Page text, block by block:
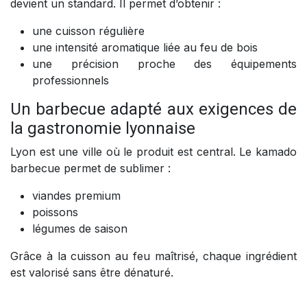
devient un standard. Il permet d’obtenir :
une cuisson régulière
une intensité aromatique liée au feu de bois
une précision proche des équipements
professionnels
Un barbecue adapté aux exigences de
la gastronomie lyonnaise
Lyon est une ville où le produit est central. Le kamado
barbecue permet de sublimer :
viandes premium
poissons
légumes de saison
Grâce à la cuisson au feu maîtrisé, chaque ingrédient
est valorisé sans être dénaturé.